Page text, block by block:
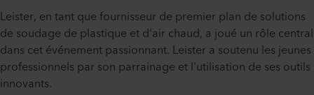
Leister, en tant que fournisseur de premier plan de solutions
de soudage de plastique et d'air chaud, a joué un rôle central
dans cet événement passionnant. Leister a soutenu les jeunes
professionnels par son parrainage et l'utilisation de ses outils
innovants.